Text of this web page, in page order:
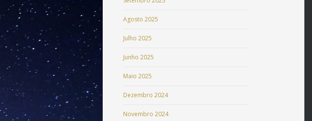
Agosto 2025
Julho 2025
Junho 2025
Maio 2025
Dezembro 2024
Novembro 2024